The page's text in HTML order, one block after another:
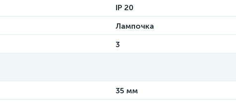
IP 20
Лампочка
3
35 мм